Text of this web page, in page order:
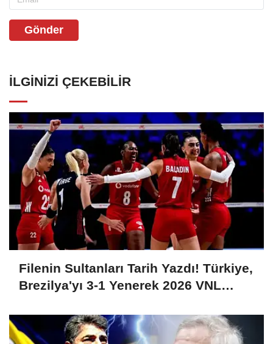
Gönder
İLGINIZI ÇEKEBILIR
Filenin Sultanları Tarih Yazdı! Türkiye,
Brezilya'yı 3-1 Yenerek 2026 VNL